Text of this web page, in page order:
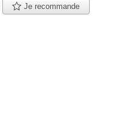
Je recommande